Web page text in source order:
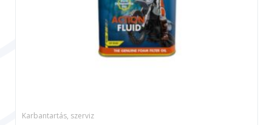
Karbantartás, szerviz